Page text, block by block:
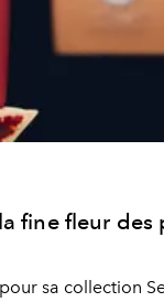
fine fleur des
sa collection